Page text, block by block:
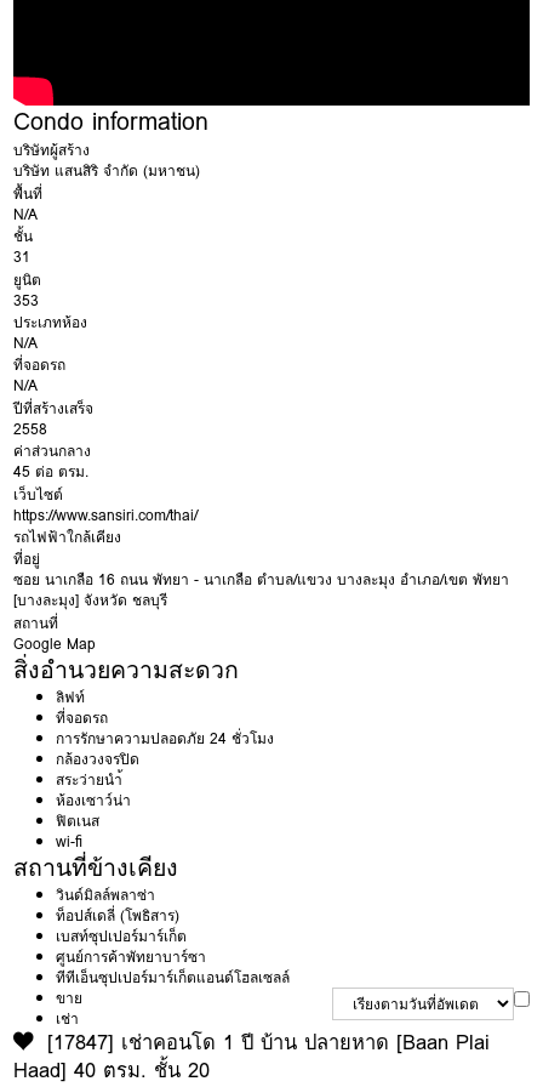
Condo information
บริษัทผู้สร้าง
บริษัท แสนสิริ จำกัด (มหาชน)
พื้นที่
N/A
ชั้น
31
ยูนิต
353
ประเภทห้อง
N/A
ที่จอดรถ
N/A
ปีที่สร้างเสร็จ
2558
ค่าส่วนกลาง
45 ต่อ ตรม.
เว็บไซต์
https://www.sansiri.com/thai/
รถไฟฟ้าใกล้เคียง
ที่อยู่
ซอยนาเกลือ 16 ถนนพัทยา - นาเกลือ ตำบล/แขวงบางละมุง อำเภอ/เขตพัทยา
[บางละมุง] จังหวัดชลบุรี
สถานที่
Google Map
สิ่งอำนวยความสะดวก
ลิฟท์
ที่จอดรถ
การรักษาความปลอดภัย 24 ชั่วโมง
กล้องวงจรปิด
สระว่ายนำ้
ห้องเซาว์น่า
ฟิตเนส
wi-fi
สถานที่ข้างเคียง
วินด์มิลล์พลาซ่า
ท็อปส์เดลี่ (โพธิสาร)
เบสท์ซุปเปอร์มาร์เก็ต
ศูนย์การค้าพัทยาบาร์ซา
ทีทีเอ็นซุปเปอร์มาร์เก็ตแอนด์โฮลเซลล์
ขาย
เช่า
[17847] เช่าคอนโด 1 ปี บ้าน ปลายหาด [Baan Plai
Haad] 40 ตรม. ชั้น 20